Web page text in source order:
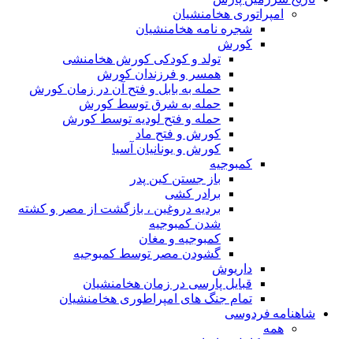
امپراتوری هخامنشیان
شجره نامه هخامنشیان
کورش
تولد و کودکی کورش هخامنشی
همسر و فرزندان کورش
حمله به بابل و فتح آن در زمان کورش
حمله به شرق توسط کورش
حمله و فتح لودیه توسط کورش
کورش و فتح ماد
کورش و یونانیان آسیا
کمبوجیه
باز جستن کین پدر
برادر کشی
بردیه دروغین ، بازگشت از مصر و کشته
شدن کمبوجیه
کمبوجیه و مغان
گشودن مصر توسط کمبوجیه
داریوش
قبایل پارسی در زمان هخامنشیان
تمام جنگ های امپراطوری هخامنشیان
شاهنامه فردوسی
همه